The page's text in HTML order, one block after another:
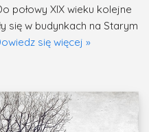
połowy XIX wieku kolejne
się w budynkach na Starym
się więcej »